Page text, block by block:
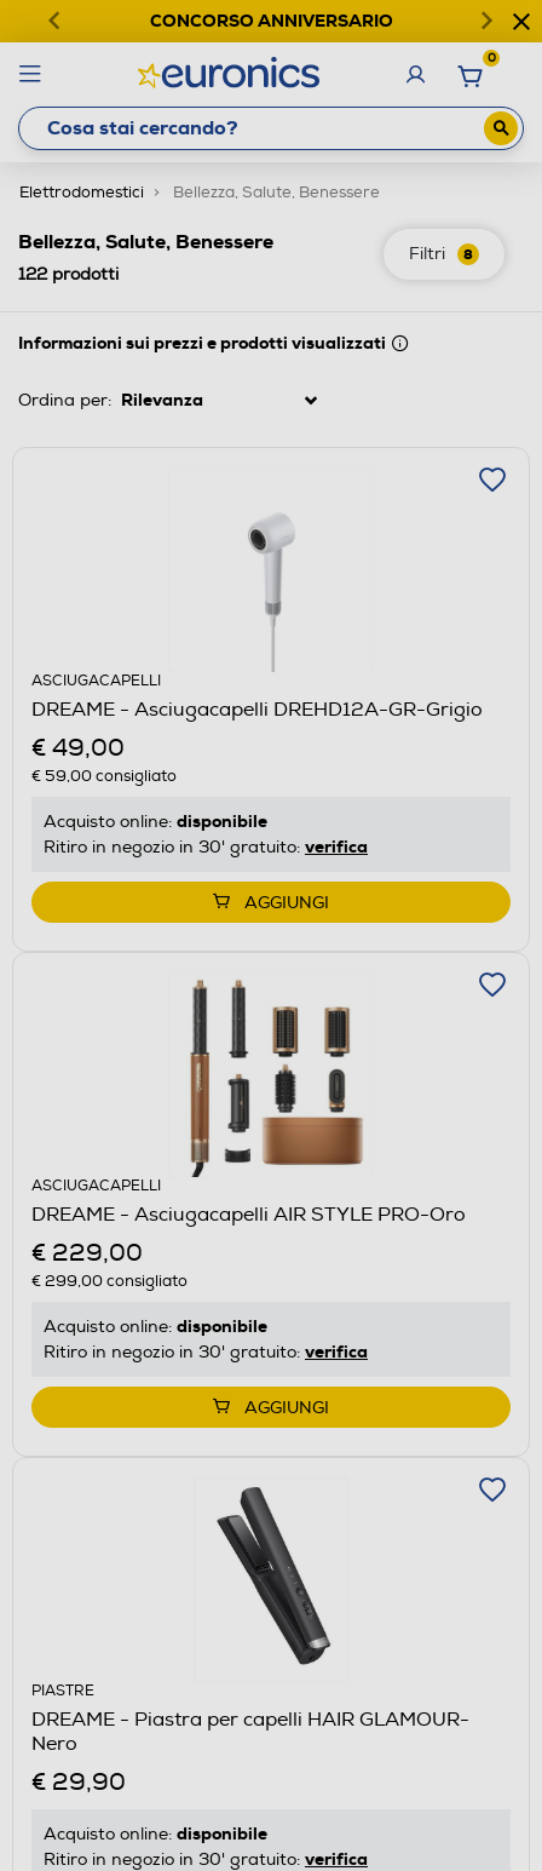
CONCORSO ANNIVERSARIO
0
Elettrodomestici Bellezza, Salute, Benessere
Filtri 8
Bellezza, Salute, Benessere
122prodotti
Informazioni sui prezzi e prodotti visualizzati
Ordina per:
ASCIUGACAPELLI
DREAME - Asciugacapelli DREHD12A-GR-Grigio
€ 49,00
€ 59,00consigliato
Acquisto online: disponibile
Ritiro in negozio in 30' gratuito: verifica
AGGIUNGI
ASCIUGACAPELLI
DREAME - Asciugacapelli AIR STYLE PRO-Oro
€ 229,00
€ 299,00consigliato
Acquisto online: disponibile
Ritiro in negozio in 30' gratuito: verifica
AGGIUNGI
PIASTRE
DREAME - Piastra per capelli HAIR GLAMOUR-
Nero
€ 29,90
Acquisto online: disponibile
Ritiro in negozio in 30' gratuito: verifica